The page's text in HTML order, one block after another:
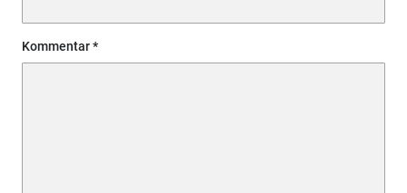
Kommentar